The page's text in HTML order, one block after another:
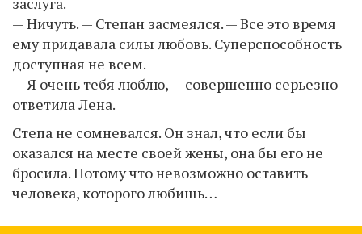
— Ничуть. — Степан засмеялся. — Все это время
ему придавала силы любовь. Суперспособность
доступная не всем.
— Я очень тебя люблю, — совершенно серьезно
ответила Лена.
Степа не сомневался. Он знал, что если бы
оказался на месте своей жены, она бы его не
бросила. Потому что невозможно оставить
человека, которого любишь…